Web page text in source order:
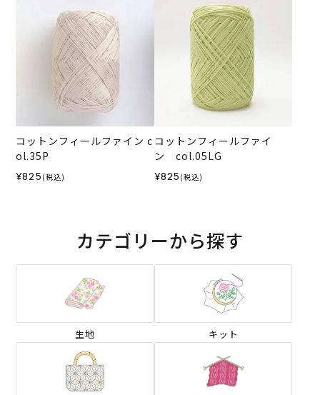
コットンフィールファイン c
ol.35P
¥825 (税込)
コットンフィールファイ
ン col.05LG
¥825 (税込)
カテゴリーから探す
生地 キット